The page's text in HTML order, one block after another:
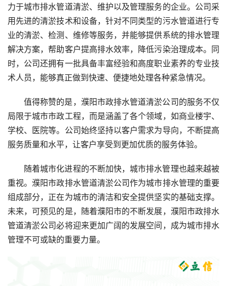
力于城市排水管道清淤、维护以及管理服务的企业。公司采
用先进的清淤技术和设备，针对不同类型的污水管道进行专
业的清淤、检测、维修等服务，并能够提供系统的排水管理
解决方案，帮助客户提高排水效率，降低污染治理成本。同
时，公司还拥有一批具备丰富经验和高度职业素养的专业技
术人员，能够真正做到快速、便捷地处理各种紧急情况。
值得称赞的是，濮阳市政排水管道清淤公司的服务不仅
局限于城市市政工程，而是涵盖了各个领域，如商业楼宇、
学校、医院等。公司始终坚持以客户需求为导向，不断提高
服务质量和水平，让客户享受到更加优质的服务体验。
随着城市化进程的不断加快，城市排水管理也越来越被
重视。濮阳市政排水管道清淤公司作为城市排水管理的重要
组成部分，正在为城市的清洁和安全提供坚实的基础支撑。
未来，可预见的是，随着濮阳市的不断发展，濮阳市政排水
管道清淤公司必将迎来更加广阔的发展空间，成为城市排水
管理不可或缺的重要力量。